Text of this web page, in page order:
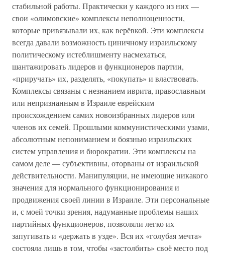
стабильной работы. Практически у каждого из них —
свои «олимовские» комплексы неполноценности,
которые привязывали их, как верёвкой. Эти комплексы
всегда давали возможность циничному израильскому
политическому истеблишменту насмехаться,
шантажировать лидеров и функционеров партии,
«приручать» их, разделять, «покупать» и властвовать.
Комплексы связаны с незнанием иврита, православным
или непризнанным в Израиле еврейским
происхождением самих новоизбранных лидеров или
членов их семей. Прошлыми коммунистическими узами,
абсолютным непониманием и боязнью израильских
систем управления и бюрократии. Эти комплексы на
самом деле — субъективны, оторваны от израильской
действительности. Манипуляции, не имеющие никакого
значения для нормального функционирования и
продвижения своей линии в Израиле. Эти персональные
и, с моей точки зрения, надуманные проблемы наших
партийных функционеров, позволяли легко их
запугивать и «держать в узде». Вся их «голубая мечта»
состояла лишь в том, чтобы «застолбить» своё место под